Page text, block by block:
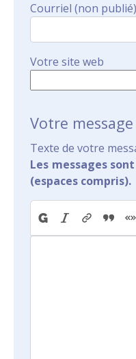
Courriel (non publié)
Votre site web
Votre message
Texte de votre
Les messages
(espaces compris).